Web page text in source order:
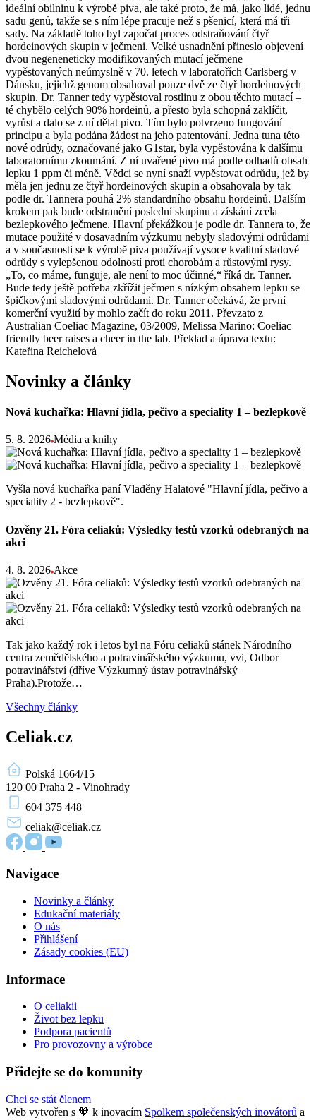
ideální obilninu k výrobě piva, ale také proto, že má, jako lidé, jednu
sadu genů, takže se s ním lépe pracuje než s pšenicí, která má tři
sady. Na základě toho byl započat proces odstraňování čtyř
hordeinových skupin v ječmeni. Velké usnadnění přineslo objevení
dvou negeneneticky modifikovaných mutací ječmene
vypěstovaných neúmyslně v 70. letech v laboratořích Carlsberg v
Dánsku, jejichž genom obsahoval pouze dvě ze čtyř hordeinových
skupin. Dr. Tanner tedy vypěstoval rostlinu z obou těchto mutací –
té chybělo celých 90% hordeinů, a přesto byla schopná zaklíčit,
vyrůst a dalo se z ní dělat pivo. Tím bylo potvrzeno fungování
principu a byla podána žádost na jeho patentování. Jedna tuna této
nové odrůdy, označované jako G1star, byla vypěstována k dalšímu
laboratornímu zkoumání. Z ní uvařené pivo má podle odhadů obsah
lepku 1 ppm či méně. Vědci se nyní snaží vypěstovat odrůdu, jež by
měla jen jednu ze čtyř hordeinových skupin a obsahovala by tak
podle dr. Tannera pouhá 2% standardního obsahu hordeinů. Dalším
krokem pak bude odstranění poslední skupinu a získání zcela
bezlepkového ječmene. Hlavní překážkou je podle dr. Tannera to, že
mutace použité v dosavadním výzkumu nebyly sladovými odrůdami
a v současnosti se k výrobě piva používají vysoce kvalitní sladové
odrůdy s vylepšenou odolností proti chorobám a růstovými rysy.
„To, co máme, funguje, ale není to moc účinné,“ říká dr. Tanner.
Bude tedy ještě potřeba zkřížit ječmen s nízkým obsahem lepku se
špičkovými sladovými odrůdami. Dr. Tanner očekává, že první
komerční využití by mohlo začít do roku 2011. Převzato z
Australian Coeliac Magazine, 03/2009, Melissa Marino: Coeliac
friendly beer raises a cheer in the lab. Překlad a úprava textu:
Kateřina Reichelová
Novinky a články
Nová kuchařka: Hlavní jídla, pečivo a speciality 1 – bezlepkově
5. 8. 2026 Média a knihy
Vyšla nová kuchařka paní Vladěny Halatové "Hlavní jídla, pečivo a
speciality 2 - bezlepkově".
Ozvěny 21. Fóra celiaků: Výsledky testů vzorků odebraných na
akci
4. 8. 2026 Akce
Tak jako každý rok i letos byl na Fóru celiaků stánek Národního
centra zemědělského a potravinářského výzkumu, vvi, Odbor
potravinářství (dříve Výzkumný ústav potravinářský
Praha).Protože…
Všechny články
Celiak.cz
Polská 1664/15
120 00 Praha 2 - Vinohrady
604 375 448
celiak@celiak.cz
Navigace
Novinky a články
Edukační materiály
O nás
Přihlášení
Zásady cookies (EU)
Informace
O celiakii
Život bez lepku
Podpora pacientů
Pro provozovny a výrobce
Přidejte se do komunity
Chci se stát členem
Web vytvořen s 🧡 k inovacím Spolkem společenských inovátorů a